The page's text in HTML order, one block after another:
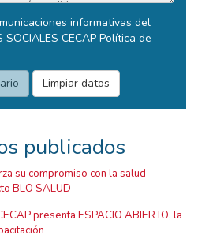
informativas del
SOCIALES CECAP Política de
publicados
su compromiso con la salud
BLO SALUD
presenta ESPACIO ABIERTO, la